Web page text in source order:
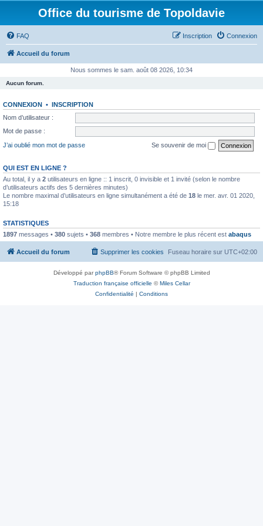
Office du tourisme de Topoldavie
FAQ Connexion
Inscription
Accueil du forum
Nous sommes le sam. août 08 2026, 10:34
Aucun forum.
CONNEXION • INSCRIPTION
Nom d’utilisateur :
Mot de passe :
J’ai oublié mon mot de passe
Se souvenir de moi
QUI EST EN LIGNE ?
Au total, il y a 2 utilisateurs en ligne :: 1 inscrit, 0 invisible et 1 invité (selon le nombre
d’utilisateurs actifs des 5 dernières minutes)
Le nombre maximal d’utilisateurs en ligne simultanément a été de 18 le mer. avr. 01 2020,
15:18
STATISTIQUES
1897 messages • 380 sujets • 368 membres • Notre membre le plus récent est abaqus
Accueil du forum Fuseau horaire sur UTC+02:00
Supprimer les cookies
Développé parphpBB® Forum Software © phpBB Limited
Traduction française officielle ©Miles Cellar
Confidentialité | Conditions